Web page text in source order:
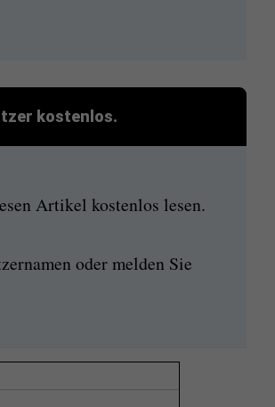
kostenlos.
Artikel kostenlos lesen.
oder melden Sie